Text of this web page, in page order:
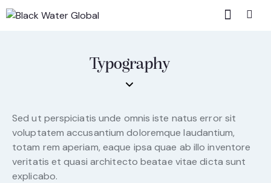
Typography
Sed ut perspiciatis unde omnis iste natus error sit
voluptatem accusantium doloremque laudantium,
totam rem aperiam, eaque ipsa quae ab illo inventore
veritatis et quasi architecto beatae vitae dicta sunt
explicabo.